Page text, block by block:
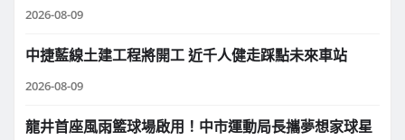
2026-08-09
中捷藍線土建工程將開工 近千人健走踩點未來車站
2026-08-09
龍井首座風雨籃球場啟用！中市運動局長攜夢想家球星